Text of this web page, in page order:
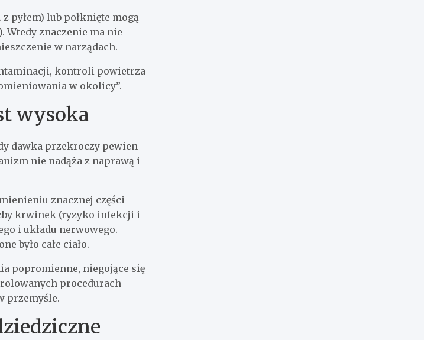
pyłem) lub połknięte mogą
Wtedy znaczenie ma nie
w narządach.
kontroli powietrza
w okolicy”.
wysoka
dawka przekroczy pewien
nie nadąża z naprawą i
znacznej części
krwinek (ryzyko infekcji i
i układu nerwowego.
było całe ciało.
popromienne, niegojące się
procedurach
przemyśle.